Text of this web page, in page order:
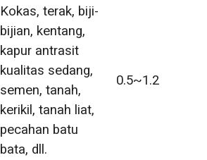
Kokas, terak, biji-
bijian, kentang,
kapur antrasit
kualitas sedang,
semen, tanah,
kerikil, tanah liat,
pecahan batu
bata, dll.
0.5~1.2